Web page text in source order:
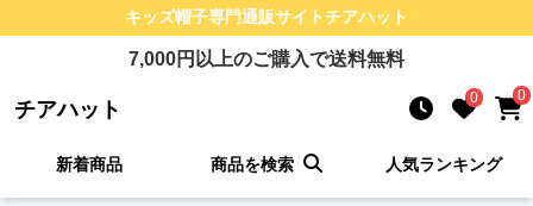
キッズ帽子専門通販サイトチアハット
7,000円以上のご購入で送料無料
チアハット 0 0
新着商品 商品を検索 人気ランキング